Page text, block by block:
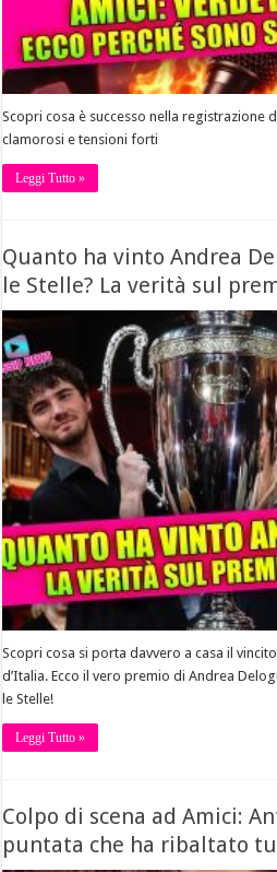
Scopri cosa è successo nella registrazione
clamorosi e tensioni forti
Leggi Tutto »
Quanto ha vinto Andrea
le Stelle? La verità sul
Scopri cosa si porta davvero a casa il
d’Italia. Ecco il vero premio di Andrea
le Stelle!
Leggi Tutto »
Colpo di scena ad Amici:
puntata che ha ribaltato